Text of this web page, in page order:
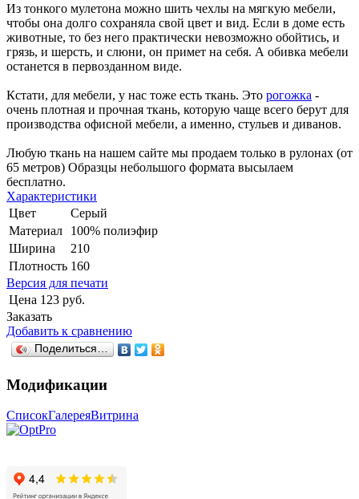
Из тонкого мулетона можно шить чехлы на мягкую мебели,
чтобы она долго сохраняла свой цвет и вид. Если в доме есть
животные, то без него практически невозможно обойтись, и
грязь, и шерсть, и слюни, он примет на себя. А обивка мебели
останется в первозданном виде.
Кстати, для мебели, у нас тоже есть ткань. Это рогожка -
очень плотная и прочная ткань, которую чаще всего берут для
производства офисной мебели, а именно, стульев и диванов.
Любую ткань на нашем сайте мы продаем только в рулонах (от
65 метров) Образцы небольшого формата высылаем
бесплатно.
Характеристики
Цвет
Серый
Материал
100% полиэфир
Ширина
210
Плотность 160
Версия для печати
Цена 123 руб.
Заказать
Добавить к сравнению
Поделиться…
Модификации
СписокГалереяВитрина